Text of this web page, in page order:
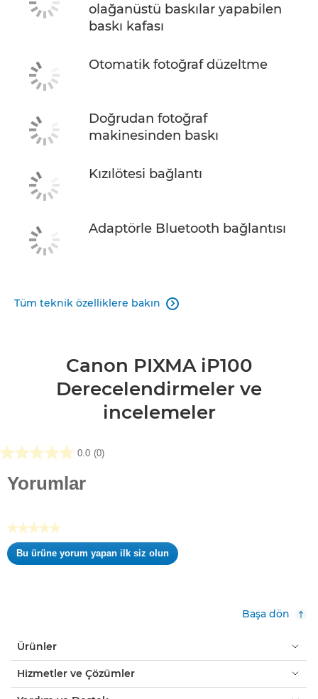
olağanüstü baskılar yapabilen
baskı kafası
Otomatik fotoğraf düzeltme
Doğrudan fotoğraf
makinesinden baskı
Kızılötesi bağlantı
Adaptörle Bluetooth bağlantısı
Tüm teknik özelliklere bakın 
Canon PIXMA iP100
Derecelendirmeler ve
incelemeler
0.0 (0)
0.0/5
Yorumlar
★★★★★
Değerlendirme
değeriBu ürüne yorum yapan ilk siz olun
.
kutusu
açar.
Başa dön
Ürünler
Hizmetler ve Çözümler